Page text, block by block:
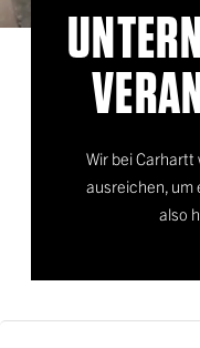
Wir bei Carhartt
ausreichen, um
also